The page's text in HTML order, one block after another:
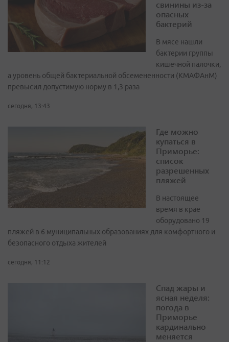
свинины из-за
опасных
бактерий
В мясе нашли
бактерии группы
кишечной палочки,
а уровень общей бактериальной обсемененности (КМАФАнМ)
превысил допустимую норму в 1,3 раза
сегодня, 13:43
Где можно
купаться в
Приморье:
список
разрешенных
пляжей
В настоящее
время в крае
оборудовано 19
пляжей в 6 муниципальных образованиях для комфортного и
безопасного отдыха жителей
сегодня, 11:12
Спад жары и
ясная неделя:
погода в
Приморье
кардинально
меняется